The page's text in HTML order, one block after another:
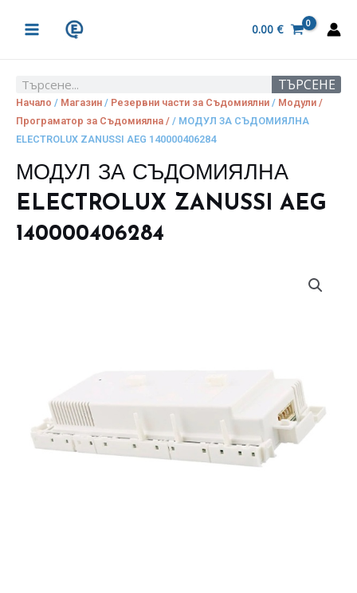
MENU
0.00 €
Search ТЪРСЕНЕ
Начало / Магазин / Резервни части за Съдомиялни / Модули /
Програматор за Съдомиялна / / МОДУЛ ЗА СЪДОМИЯЛНА
ELECTROLUX ZANUSSI AEG 140000406284
МОДУЛ ЗА СЪДОМИЯЛНА
ELECTROLUX ZANUSSI AEG
140000406284